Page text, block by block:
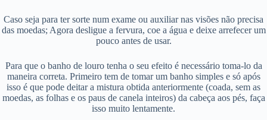
Caso seja para ter sorte num exame ou auxiliar nas visões não precisa
das moedas; Agora desligue a fervura, coe a água e deixe arrefecer um
pouco antes de usar.
Para que o banho de louro tenha o seu efeito é necessário toma-lo da
maneira correta. Primeiro tem de tomar um banho simples e só após
isso é que pode deitar a mistura obtida anteriormente (coada, sem as
moedas, as folhas e os paus de canela inteiros) da cabeça aos pés, faça
isso muito lentamente.